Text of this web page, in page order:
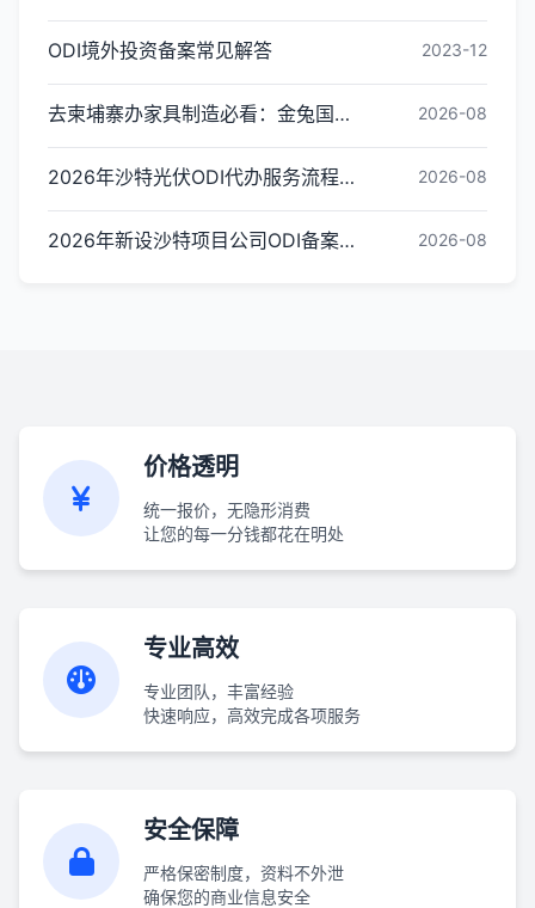
ODI境外投资备案常见解答 2023-12
去柬埔寨办家具制造必看：金兔国际ODI备案代办服务机构甄选全攻略 2026-08
2026年沙特光伏ODI代办服务流程怎么走：从材料准备到备案完成的操作步骤 2026-08
2026年新设沙特项目公司ODI备案代办怎么选？靠谱机构推荐与评估标准 2026-08
价格透明
统一报价，无隐形消费
让您的每一分钱都花在明处
专业高效
专业团队，丰富经验
快速响应，高效完成各项服务
安全保障
严格保密制度，资料不外泄
确保您的商业信息安全